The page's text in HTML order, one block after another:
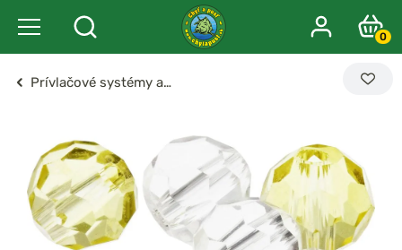
0
Prívlačové systémy a…